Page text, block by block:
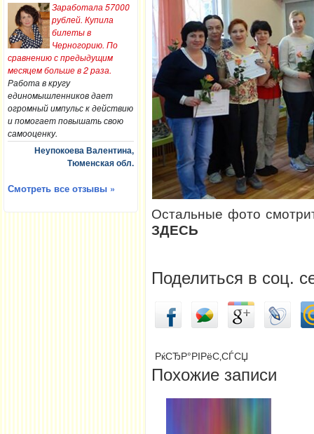
Заработала 57000
рублей. Купила
билеты в
Черногорию. По
сравнению с предыдущим
месяцем больше в 2 раза.
Работа в кругу
единомышленников дает
огромный импульс к действию
и помогает повышать свою
самооценку.
Неупокоева Валентина,
Тюменская обл.
Смотреть все отзывы »
Остальные фото
ЗДЕСЬ
Поделиться в соц.
РќСЂР°РІРёС‚СЃСЏ
Похожие записи